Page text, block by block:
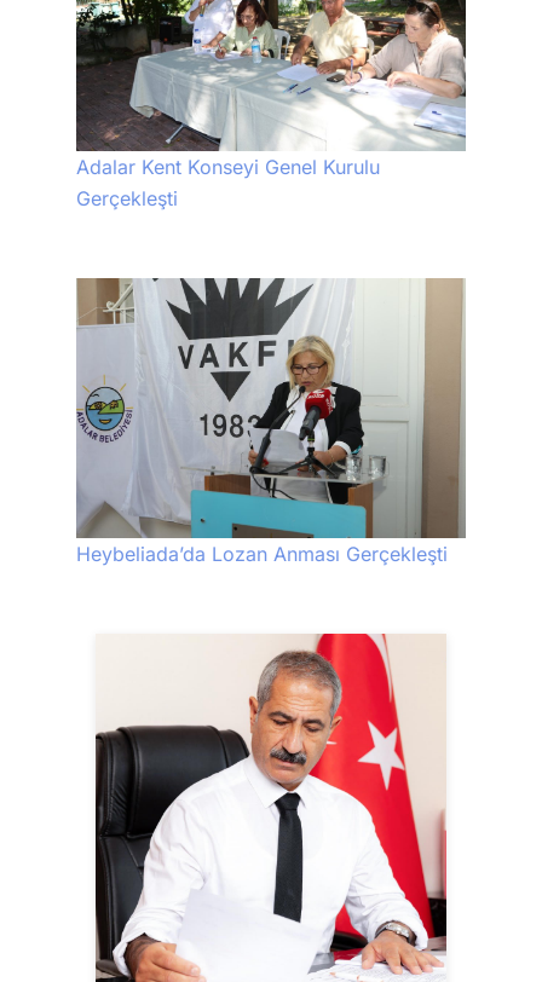
Adalar Kent Konseyi Genel Kurulu
Gerçekleşti
Heybeliada’da Lozan Anması Gerçekleşti